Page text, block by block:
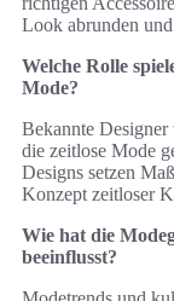
Look abrunden
Welche Rolle
Mode?
Bekannte
die zeitlose Mode
Designs setzen
Konzept zeitloser
Wie hat die
beeinflusst?